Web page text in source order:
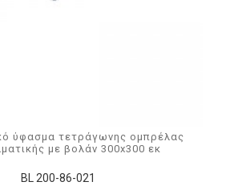
BL 200-86-021
ύφασμα τετράγωνης ομπρέλας
με βολάν 300x300 εκ